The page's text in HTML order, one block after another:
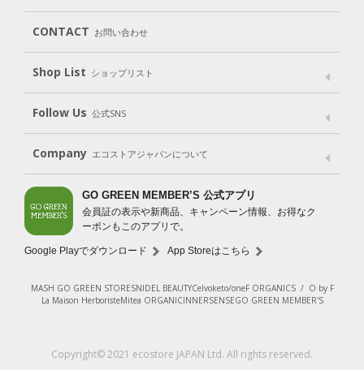
レビューを見る
Body（ボディ） Hair（ヘア） Oral care（オーラルケア）
Goods （グッズ）
Gift set
Subscription（定期便）
CONTACT お問い合わせ
Shop List ショップリスト
Shop List
Follow Us 公式SNS
LINE＠ Instagram Facebook
Company エコストアジャパンについて
会社案内 ご利用規約
プライバシーポリシー
特定商取引法に基づく表示
免責事項
法人会員サービス
New Zealand Site
GO GREEN MEMBER’S 公式アプリ
会員証の表示や新商品、キャンペーン情報、お得なク
ーポンもこのアプリで。
Google Playでダウンロード App Storeはこちら
MASH GO GREEN STORESNIDEL BEAUTYCelvoketo/oneF ORGANICS/ O by F
La Maison HerboristeMitea ORGANICINNERSENSEGO GREEN MEMBER'S
Copyright© 2021 ecostore JAPAN Ltd. All rights reserved.